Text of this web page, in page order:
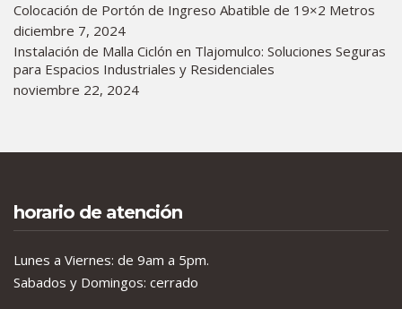
Colocación de Portón de Ingreso Abatible de 19×2 Metros
diciembre 7, 2024
Instalación de Malla Ciclón en Tlajomulco: Soluciones Seguras
para Espacios Industriales y Residenciales
noviembre 22, 2024
horario de atención
Lunes a Viernes: de 9am a 5pm.
Sabados y Domingos: cerrado